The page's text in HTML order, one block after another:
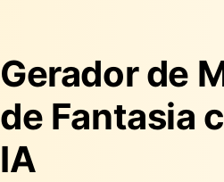
Gerador de
de Fantasia
IA